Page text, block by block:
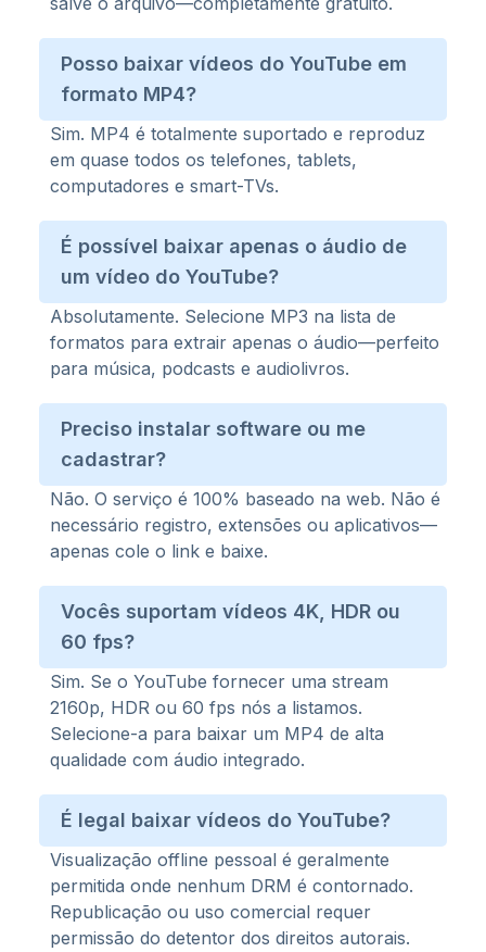
Posso baixar vídeos do YouTube em
formato MP4?
Sim. MP4 é totalmente suportado e reproduz
em quase todos os telefones, tablets,
computadores e smart-TVs.
É possível baixar apenas o áudio de
um vídeo do YouTube?
Absolutamente. Selecione MP3 na lista de
formatos para extrair apenas o áudio—perfeito
para música, podcasts e audiolivros.
Preciso instalar software ou me
cadastrar?
Não. O serviço é 100% baseado na web. Não é
necessário registro, extensões ou aplicativos—
apenas cole o link e baixe.
Vocês suportam vídeos 4K, HDR ou
60 fps?
Sim. Se o YouTube fornecer uma stream
2160p, HDR ou 60 fps nós a listamos.
Selecione-a para baixar um MP4 de alta
qualidade com áudio integrado.
É legal baixar vídeos do YouTube?
Visualização offline pessoal é geralmente
permitida onde nenhum DRM é contornado.
Republicação ou uso comercial requer
permissão do detentor dos direitos autorais.